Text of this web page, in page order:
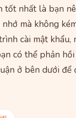
tốt nhất là bạn
mà không
cài mật khẩu,
có thể phản
ở bên dưới để